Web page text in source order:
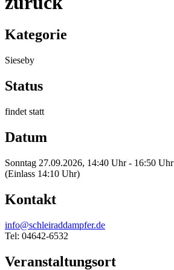
Kategorie
Sieseby
Status
findet statt
Datum
Sonntag 27.09.2026, 14:40 Uhr - 16:50 Uhr
(Einlass 14:10 Uhr)
Kontakt
info@schleiraddampfer.de
Tel: 04642-6532
Veranstaltungsort